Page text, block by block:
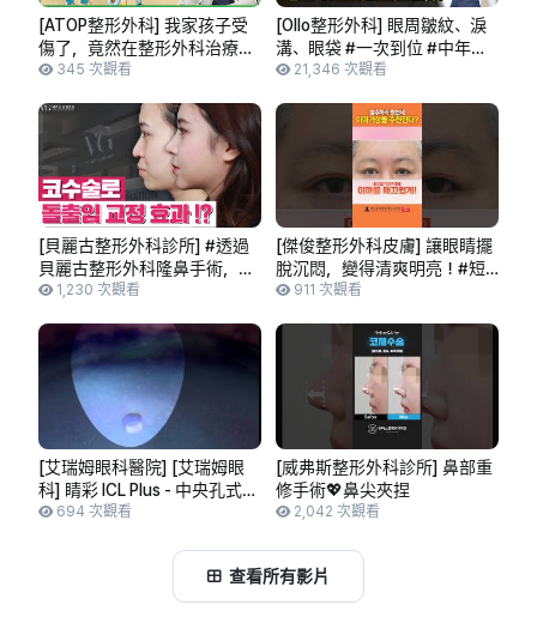
[ATOP整形外科] 我家孩子受
傷了，竟然在整形外科治療？
😨ATOP整形外科/ATOP
院長)
345 次觀看
[Ollo整形外科] 眼周皺紋、淚
溝、眼袋 #一次到位 #中年眼
部整形 #下眼瞼手術 #真人採
整形
21,346 次觀看
[貝麗古整形外科診所] #透過
貝麗古整形外科隆鼻手術，也
能達到突嘴矯正的效果嗎？ 矯
困擾！透過輪廓三件套手術，
甚至能擁有V型臉嗎！？ 貝麗
古TV
1,230 次觀看
[傑俊整形外科皮膚] 讓眼睛擺
脫沉悶，變得清爽明亮！#短
片911 次觀看
[艾瑞姆眼科醫院] [艾瑞姆眼
科] 睛彩 ICL Plus - 中央孔式
ICL 面罩
694 次觀看
[威弗斯整形外科診所] 鼻部重
修手術💖鼻尖夾捏
2,042 次觀看
查看所有影片